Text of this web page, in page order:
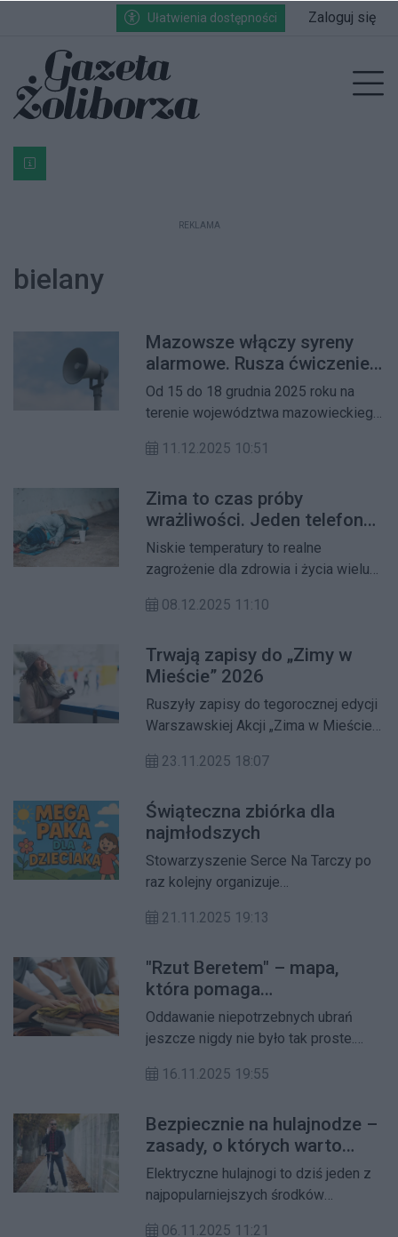
Przejdź do głównych treści
Przejdź do wyszukiwarki
Przejdź do głównego menuUłatwienia dostępności Zaloguj się
Bardzo ważna informacja dla podatników posiadających
REKLAMA
bielany
Mazowsze włączy syreny
alarmowe. Rusza ćwiczenie
„Syrena-25” – mieszkańcy
proszeni o spokój
Od 15 do 18 grudnia 2025 roku na
terenie województwa mazowieckiego
element ćwiczenia „Syrena-25”,
sprawności systemu alarmowania i
procedur reagowania kryzysowego.
Emisja dźwięków będzie wyłącznie
testowa – nie oznacza realnego
11.12.2025 10:51
Zima to czas próby
wrażliwości. Jeden telefon
może uratować życie
Niskie temperatury to realne
zagrożenie dla zdrowia i życia wielu
jesienno-zimowym nie pozostawać
bezdomnych, samotnych i starszych.
Wystarczy jeden telefon, aby
zapobiec tragedii.
08.12.2025 11:10
Trwają zapisy do „Zimy w
Mieście” 2026
Ruszyły zapisy do tegorocznej edycji
Warszawskiej Akcji „Zima w Mieście”.
uczniowie warszawskich szkół oraz
Warszawy będą mogły skorzystać z
opieki i bogatego programu zajęć w
Feryjnych Placówkach Edukacyjnych.
23.11.2025 18:07
Świąteczna zbiórka dla
najmłodszych
Stowarzyszenie Serce Na Tarczy po
raz kolejny organizuje
dla maluchów z Domów Małego
21.11.2025 19:13
"Rzut Beretem" – mapa,
która pomaga
odpowiedzialnie oddawać
ubrania
Oddawanie niepotrzebnych ubrań
jeszcze nigdy nie było tak proste.
stworzona przez Fundację
odnaleźć najbliższy punkt zbiórki
tekstyliów.
16.11.2025 19:55
Bezpiecznie na hulajnodze –
zasady, o których warto
pamiętać
Elektryczne hulajnogi to dziś jeden z
najpopularniejszych środków
06.11.2025 11:21